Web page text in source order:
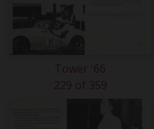
Tower '66
229 of 359